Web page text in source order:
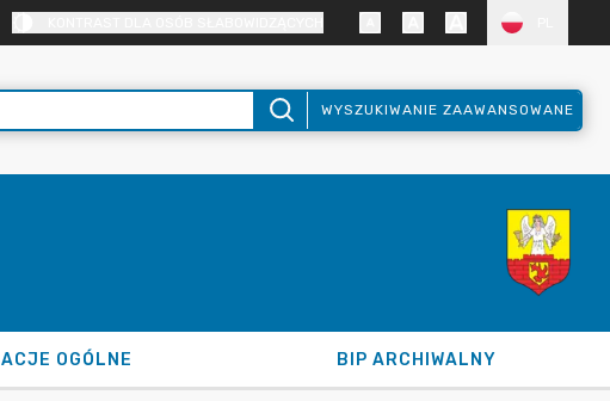
WYSZUKIWANIE ZAAWANSOWANE
OGÓLNE BIP ARCHIWALNY